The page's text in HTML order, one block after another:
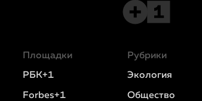
Площадки
РБК+1
Forbes+1
Рубрики
Экология
Общество